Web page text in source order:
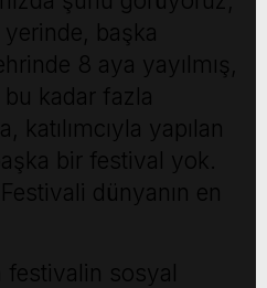
başka
8 aya yayılmış,
kadar fazla
katılımcıyla yapılan
bir festival yok.
dünyanın en
festivalin sosyal